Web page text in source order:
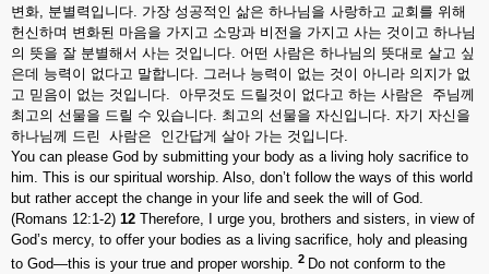
변화, 분별력입니다. 가장 성공적인 삶은 하나님을 사랑하고 교회를 위해
헌신하며 변화된 마음을 가지고 소망과 비전을 가지고 사는 것이고 하나님
의 뜻을 잘 분별해서 사는 것입니다. 어떤 사람은 하나님의 뜻대로 살고 싶
은데 능력이 없다고 말합니다. 그러나 능력이 없는 것이 아니라 의지가 없
고 믿음이 없는 것입니다. 아무것도 드릴것이 없다고 하는 사람은 주님께
최고의 선물을 드릴 수 있습니다. 최고의 선물을 자신입니다. 자기 자신을
하나님께 드린 사람은 인간답게 살아 가는 것입니다.
You can please God by submitting your body as a living holy sacrifice to
him. This is our spiritual worship. Also, don’t follow the ways of this world
but rather accept the change in your life and seek the will of God.
(Romans 12:1-2) 12 Therefore, I urge you, brothers and sisters, in view of
God’s mercy, to offer your bodies as a living sacrifice, holy and pleasing
to God—this is your true and proper worship.
2 Do not conform to the